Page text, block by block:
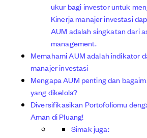
ukur bagi investor untuk
Kinerja manajer investasi
AUM adalah singkatan dari
management.
Memahami AUM adalah indikator
manajer investasi
Mengapa AUM penting dan
yang dikelola?
Diversifikasikan Portofoliomu
Aman di Pluang!
Simak juga: